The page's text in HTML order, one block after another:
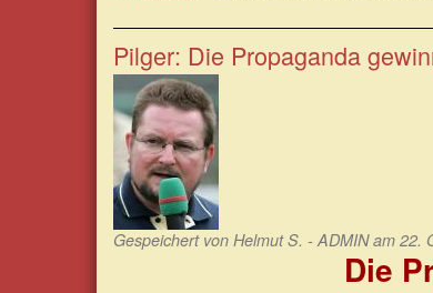
7
Jahre
der
Lügen
über
Julian
Assange
werden
jetzt
nicht
aufhören.
Pilger: Die Propaganda
Gespeichert von Helmut S. - ADMINam 22.
Die